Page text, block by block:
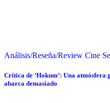
Análisis/Reseña/Review Cine
Crítica de ‘Hokum’: Una
abarca demasiado